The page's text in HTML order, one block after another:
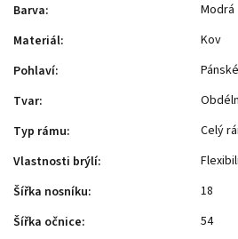
Barva:
Modrá
Materiál:
Kov
Pohlaví:
Pánské
Tvar:
Typ rámu:
Celý
Vlastnosti brýlí:
Šířka nosníku:
18
Šířka očnice:
54